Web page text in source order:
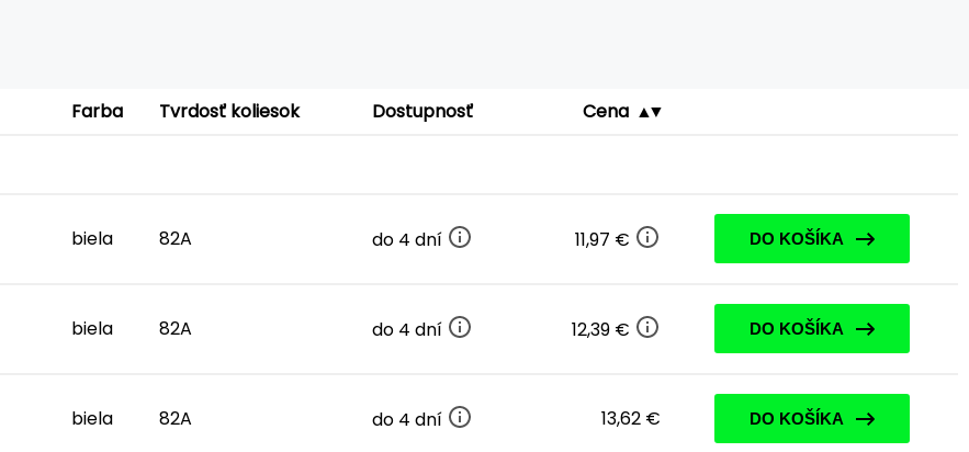
Farba Tvrdosť koliesok Dostupnosť Cena
biela 82A do 4 dní 11,97 € DO KOŠÍKA
biela 82A do 4 dní 12,39 € DO KOŠÍKA
biela 82A do 4 dní 13,62 € DO KOŠÍKA